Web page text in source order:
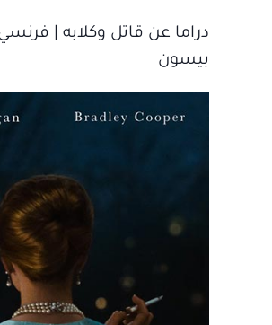
دراما عن قاتل وكلابه |
بيسون